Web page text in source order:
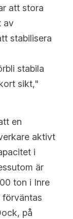
att stora
av
stabilisera
stabila
sikt,"
en
aktivt
i
är
ton i Inre
på